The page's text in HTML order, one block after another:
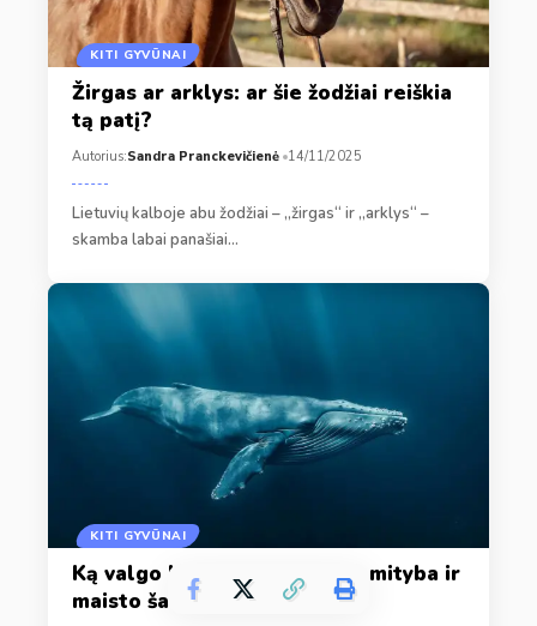
KITI GYVŪNAI
Žirgas ar arklys: ar šie žodžiai reiškia
tą patį?
Autorius:Sandra Pranckevičienė 14/11/2025
Lietuvių kalboje abu žodžiai – „žirgas“ ir „arklys“ –
skamba labai panašiai…
KITI GYVŪNAI
Ką valgo banginiai: banginių mityba ir
maisto šaltiniai